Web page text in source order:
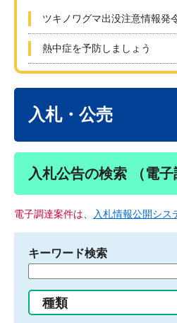
ツキノワグマ出没注意情報発
熱中症を予防しましょう
入札・公売
入札公告の検索 （電子
電子調達案件は、 入札情報公開シス
キーワード検索
る
種類